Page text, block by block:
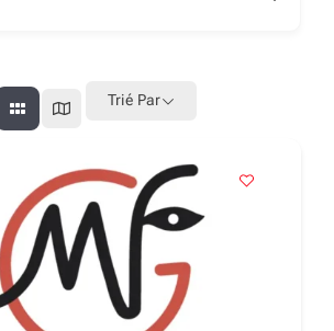
Trié Par